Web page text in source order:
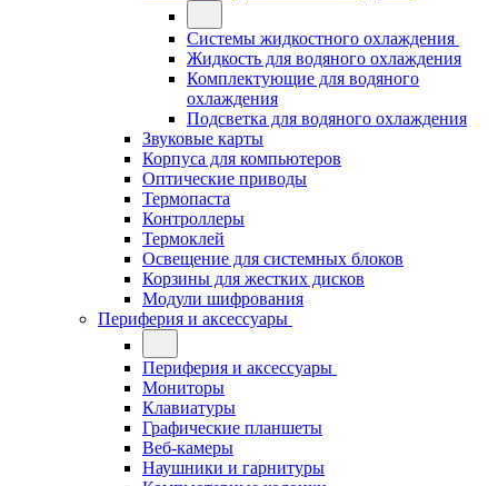
Системы жидкостного охлаждения
Жидкость для водяного охлаждения
Комплектующие для водяного
охлаждения
Подсветка для водяного охлаждения
Звуковые карты
Корпуса для компьютеров
Оптические приводы
Термопаста
Контроллеры
Термоклей
Освещение для системных блоков
Корзины для жестких дисков
Модули шифрования
Периферия и аксессуары
Периферия и аксессуары
Мониторы
Клавиатуры
Графические планшеты
Веб-камеры
Наушники и гарнитуры